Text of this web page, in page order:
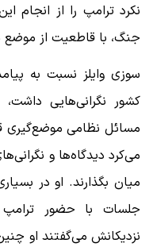
نکرد ترامپ را از انجام
جنگ، با قاطعیت از موضع
سوزی وایلز نسبت به
کشور نگرانی‌هایی
مسائل نظامی موضع‌گیری
می‌کرد دیدگاه‌ها و
میان بگذارند. او در
جلسات با حضور ترامپ
نزدیکانش می‌گفتند او